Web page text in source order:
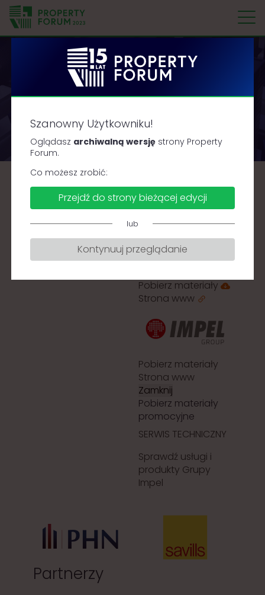
P
ePartnerzy i sponsorzy
Sponsorzy
Zobacz więcej
Pobierz materiały
Strona www
Pobierz materiały
Strona www
Zamknij
Pobierz materiały
promocyjne
SERWIS TECHNICZNY
Sprawdź usługi i
produkty Grupy
Impel
Partnerzy
Szanowny Użytkowniku!
Oglądasz archiwalną wersję strony Property
Forum.
Co możesz zrobić:
Przejdź do strony bieżącej edycji
lub
Kontynuuj przeglądanie